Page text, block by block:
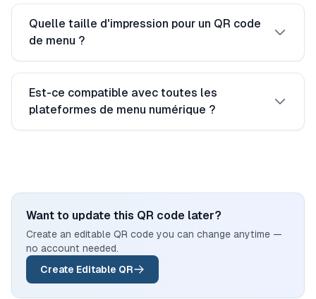
Quelle taille d'impression pour un QR code
de menu ?
Est-ce compatible avec toutes les
plateformes de menu numérique ?
Want to update this QR code later?
Create an editable QR code you can change anytime —
no account needed.
Create Editable QR